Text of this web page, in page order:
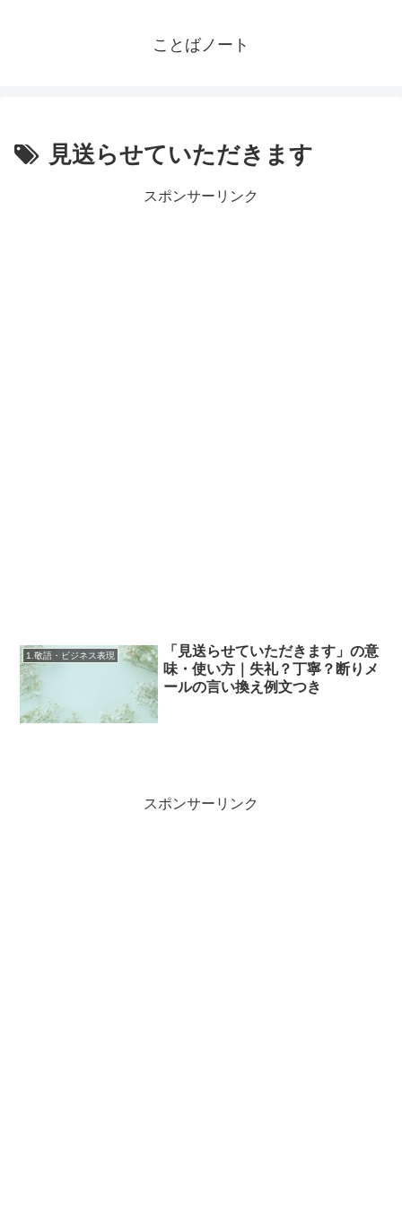
ことばノート
見送らせていただきます
スポンサーリンク
1.敬語・ビジネス表現
「見送らせていただきます」の意
味・使い方｜失礼？丁寧？断りメ
ールの言い換え例文つき
スポンサーリンク